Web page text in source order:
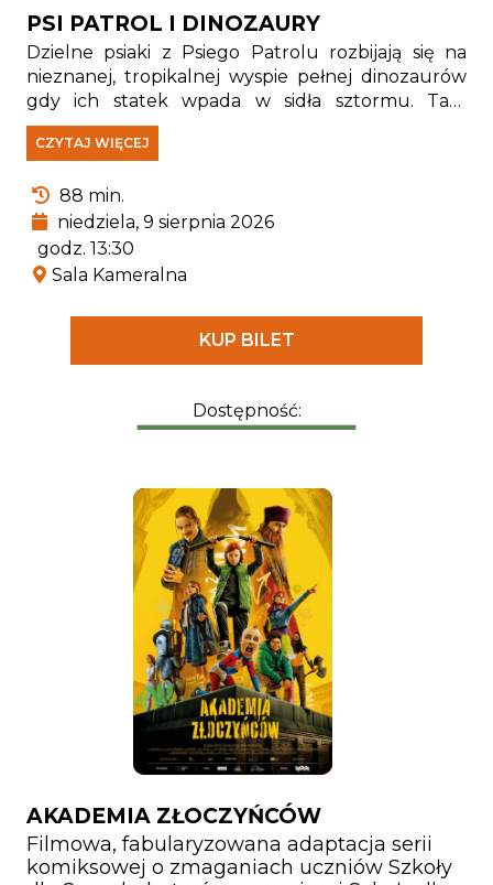
PSI PATROL I DINOZAURY
Dzielne psiaki z Psiego Patrolu rozbijają się na
nieznanej, tropikalnej wyspie pełnej dinozaurów
gdy ich statek wpada w sidła sztormu. Tam
spotykają Rexa — szczeniaka, który od lat jest
uwięziony na wyspie i stał się prawdziwym
pradawnymi gadami.
CZYTAJ WIĘCEJ
88 min.
niedziela, 9 sierpnia 2026
godz. 13:30
Sala Kameralna
KUP BILET
Dostępność:
AKADEMIA ZŁOCZYŃCÓW
Filmowa, fabularyzowana adaptacja serii
komiksowej o zmaganiach uczniów Szkoły